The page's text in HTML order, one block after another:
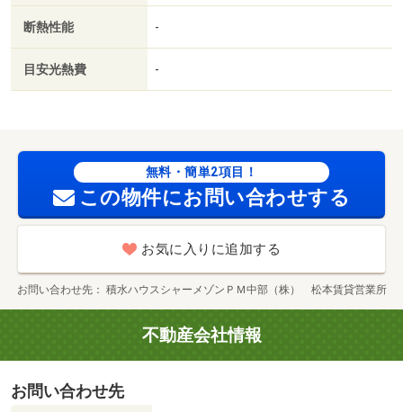
断熱性能 -
目安光熱費 -
無料・簡単2項目！
この物件にお問い合わせする
お気に入りに追加する
お問い合わせ先 積水ハウスシャーメゾンＰＭ中部（株） 松本賃貸営業所
不動産会社情報
お問い合わせ先